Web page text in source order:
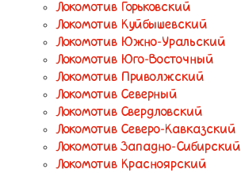
Локомотив Горьковский
Локомотив Куйбышевский
Локомотив Южно-Уральский
Локомотив Юго-Восточный
Локомотив Приволжский
Локомотив Северный
Локомотив Свердловский
Локомотив Северо-Кавказский
Локомотив Западно-Сибирский
Локомотив Красноярский